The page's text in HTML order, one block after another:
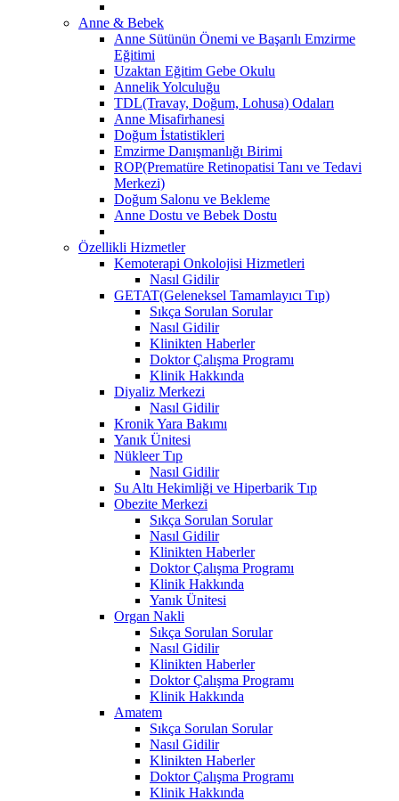
Anne & Bebek
Anne Sütünün Önemi ve Başarılı Emzirme
Eğitimi
Uzaktan Eğitim Gebe Okulu
Annelik Yolculuğu
TDL(Travay, Doğum, Lohusa) Odaları
Anne Misafirhanesi
Doğum İstatistikleri
Emzirme Danışmanlığı Birimi
ROP(Prematüre Retinopatisi Tanı ve Tedavi
Merkezi)
Doğum Salonu ve Bekleme
Anne Dostu ve Bebek Dostu
Özellikli Hizmetler
Kemoterapi Onkolojisi Hizmetleri
Nasıl Gidilir
GETAT(Geleneksel Tamamlayıcı Tıp)
Sıkça Sorulan Sorular
Nasıl Gidilir
Klinikten Haberler
Doktor Çalışma Programı
Klinik Hakkında
Diyaliz Merkezi
Nasıl Gidilir
Kronik Yara Bakımı
Yanık Ünitesi
Nükleer Tıp
Nasıl Gidilir
Su Altı Hekimliği ve Hiperbarik Tıp
Obezite Merkezi
Sıkça Sorulan Sorular
Nasıl Gidilir
Klinikten Haberler
Doktor Çalışma Programı
Klinik Hakkında
Yanık Ünitesi
Organ Nakli
Sıkça Sorulan Sorular
Nasıl Gidilir
Klinikten Haberler
Doktor Çalışma Programı
Klinik Hakkında
Amatem
Sıkça Sorulan Sorular
Nasıl Gidilir
Klinikten Haberler
Doktor Çalışma Programı
Klinik Hakkında